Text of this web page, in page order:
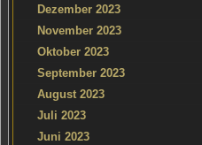
Dezember 2023
November 2023
Oktober 2023
September 2023
August 2023
Juli 2023
Juni 2023